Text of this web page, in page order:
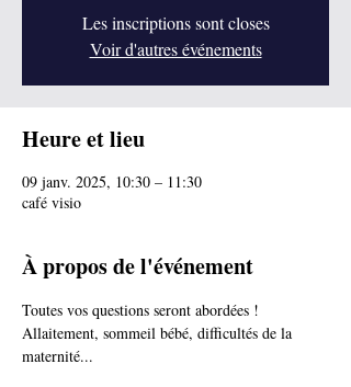
Les inscriptions sont closes
Voir d'autres événements
Heure et lieu
09 janv. 2025, 10:30 – 11:30
café visio
À propos de l'événement
Toutes vos questions seront abordées !
Allaitement, sommeil bébé, difficultés de la
maternité...